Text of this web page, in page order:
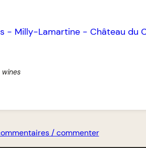
- Milly-Lamartine- Château du
wines
/ commenter